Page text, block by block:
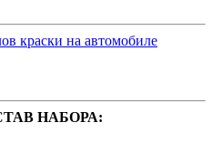
краски на автомобиле
НАБОРА: